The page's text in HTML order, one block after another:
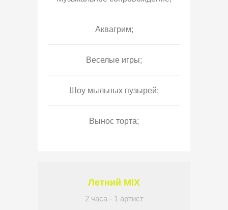
Аквагрим;
Веселые игры;
Шоу мыльных пузырей;
Вынос торта;
Летний MIX
2 часа - 1 артист